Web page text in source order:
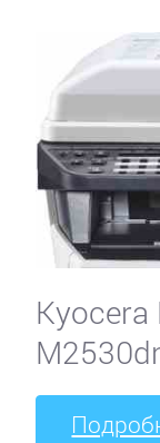
Kyocera